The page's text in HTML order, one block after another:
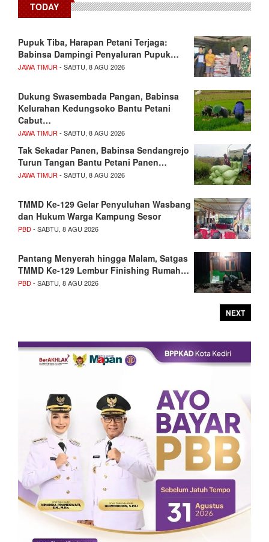
TODAY
Pupuk Tiba, Harapan Petani Terjaga:
Babinsa Dampingi Penyaluran Pupuk…
JAWA TIMUR- SABTU, 8 AGU 2026
Dukung Swasembada Pangan, Babinsa
Kelurahan Kedungsoko Bantu Petani
Cabut…
JAWA TIMUR- SABTU, 8 AGU 2026
Tak Sekadar Panen, Babinsa Sendangrejo
Turun Tangan Bantu Petani Panen…
JAWA TIMUR- SABTU, 8 AGU 2026
TMMD Ke-129 Gelar Penyuluhan Wasbang
dan Hukum Warga Kampung Sesor
PBD- SABTU, 8 AGU 2026
Pantang Menyerah hingga Malam, Satgas
TMMD Ke-129 Lembur Finishing Rumah…
PBD- SABTU, 8 AGU 2026
NEXT